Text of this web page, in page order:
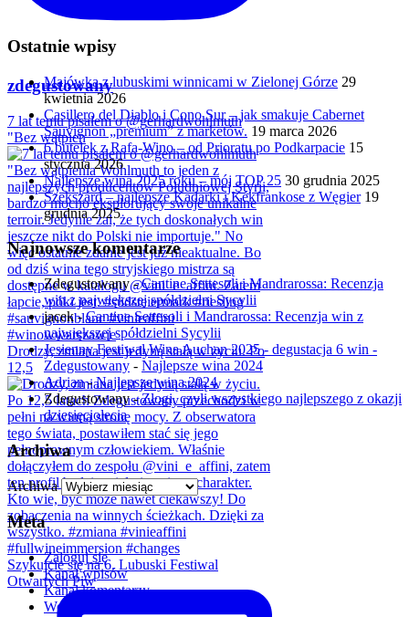
zdegustowany
7 lat temu pisałem o @gerhardwohlmuth
"Bez wątpien
Drodzy, zmiana jest jedyną stałą w życiu. Po
12,5
Szykujcie się na 6. Lubuski Festiwal
Otwartych Piw
Ostatnie wpisy
Majówka z lubuskimi winnicami w Zielonej Górze 29
kwietnia 2026
Casillero del Diablo i Cono Sur – jak smakuje Cabernet
Sauvignon „premium” z marketów. 19 marca 2026
6 butelek z Rafa-Wino – od Prioratu po Podkarpacie 15
stycznia 2026
Najlepsze wina 2025 roku – mój TOP 25 30 grudnia 2025
Szekszárd – najlepsze Kadarki i Kékfrankose z Węgier 19
grudnia 2025
Najnowsze komentarze
Zdegustowany-Cantine Settesoli i Mandrarossa: Recenzja
win z największej spółdzielni Sycylii
jacek-Cantine Settesoli i Mandrarossa: Recenzja win z
największej spółdzielni Sycylii
Jesienny Festiwal Wina Auchan 2025 - degustacja 6 win -
Zdegustowany - Najlepsze wina 2024
Adrian-Najlepsze wina 2024
Zdegustowany-Złogi, czyli wszystkiego najlepszego z okazji
dziesięciolecia
Archiwa
Archiwa
Meta
Zaloguj się
Kanał wpisów
Kanał komentarzy
WordPress.org